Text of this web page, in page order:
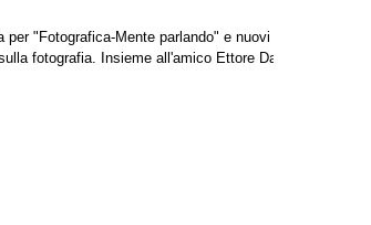
per "Fotografica-Mente parlando" e nuovi
fotografia. Insieme all'amico Ettore Danna